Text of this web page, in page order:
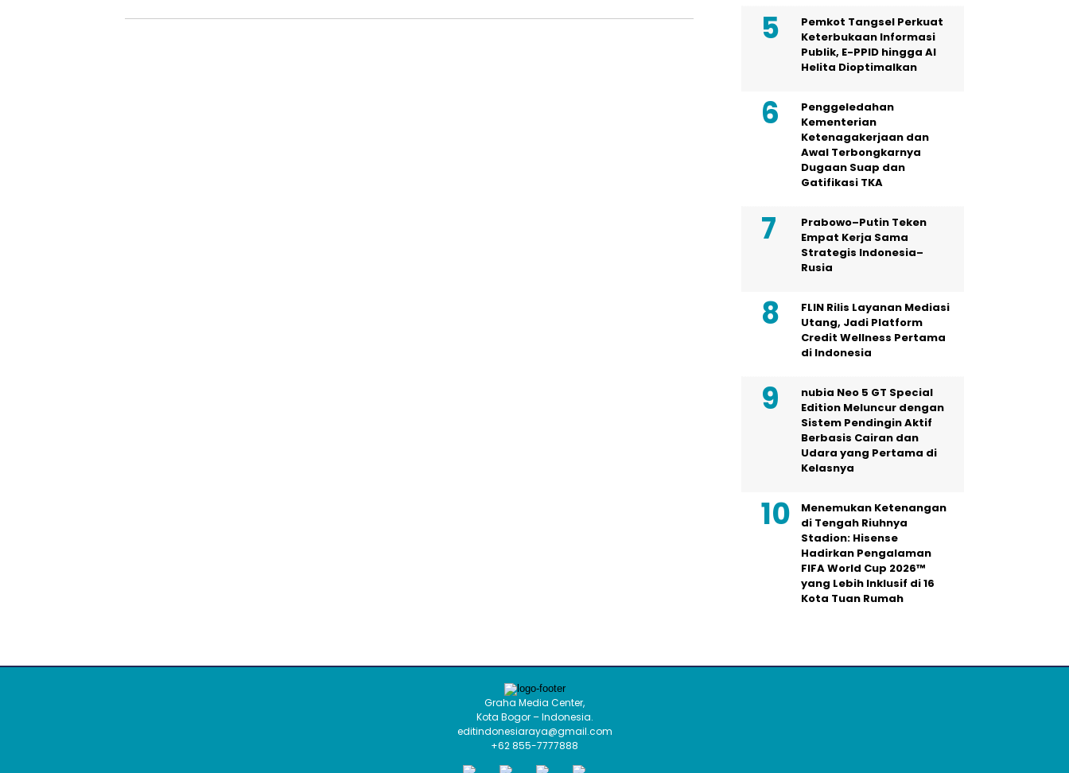
Pemkot Tangsel Perkuat
Keterbukaan Informasi
Publik, E-PPID hingga AI
Helita Dioptimalkan
Penggeledahan
Kementerian
Ketenagakerjaan dan
Awal Terbongkarnya
Dugaan Suap dan
Gatifikasi TKA
Prabowo–Putin Teken
Empat Kerja Sama
Strategis Indonesia–
Rusia
FLIN Rilis Layanan Mediasi
Utang, Jadi Platform
Credit Wellness Pertama
di Indonesia
nubia Neo 5 GT Special
Edition Meluncur dengan
Sistem Pendingin Aktif
Berbasis Cairan dan
Udara yang Pertama di
Kelasnya
Menemukan Ketenangan
di Tengah Riuhnya
Stadion: Hisense
Hadirkan Pengalaman
FIFA World Cup 2026™
yang Lebih Inklusif di 16
Kota Tuan Rumah
Graha Media Center,
Kota Bogor – Indonesia.
editindonesiaraya@gmail.com
+62 855-7777888